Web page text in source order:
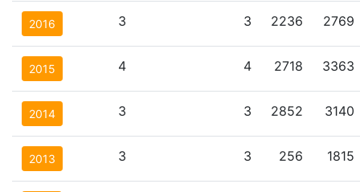
2016 3 3 2236 2769
2015 4 4 2718 3363
2014 3 3 2852 3140
2013 3 3 256 1815